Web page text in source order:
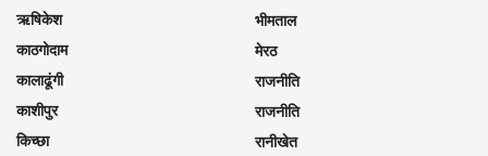
ऋषिकेश
काठगोदाम
कालाढूंगी
काशीपुर
किच्छा
भीमताल
मेरठ
राजनीति
राजनीति
रानीखेत